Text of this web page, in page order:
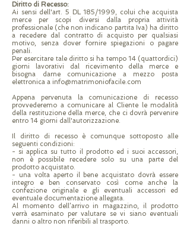
Diritto di Recesso:
Ai sensi dell'art. 5 DL 185/1999, colui che acquista
merce per scopi diversi dalla propria attività
professionale (che non indicano partita Iva) ha diritto
a recedere dal contratto di acquisto per qualsiasi
motivo, senza dover fornire spiegazioni o pagare
penali.
Per esercitare tale diritto si ha tempo 14 (quattordici)
giorni lavorativi dal ricevimento della merce e
bisogna darne comunicazione a mezzo posta
elettronica a info@matrimoniofacile.com
Appena pervenuta la comunicazione di recesso
provvederemo a comunicare al Cliente le modalità
della restituzione della merce, che ci dovrà pervenire
entro 14 giorni dall'autorizzazione.
Il diritto di recesso è comunque sottoposto alle
seguenti condizioni:
- si applica su tutto il prodotto ed i suoi accessori,
non è possibile recedere solo su una parte del
prodotto acquistato.
- una volta aperto il bene acquistato dovrà essere
integro e ben conservato così come anche la
confezione originale e gli eventuali accessori ed
eventuale documentazione allegata.
Al momento dell’arrivo in magazzino, il prodotto
verrà esaminato per valutare se vi siano eventuali
danni o altro non riferibili al trasporto.